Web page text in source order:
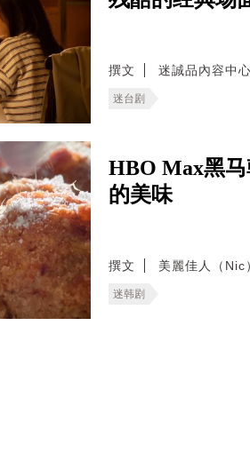
撰文 迷誠品內容中心
迷台剧
HBO Max黑
的美味
撰文 美麗佳人（Nic
迷韩剧